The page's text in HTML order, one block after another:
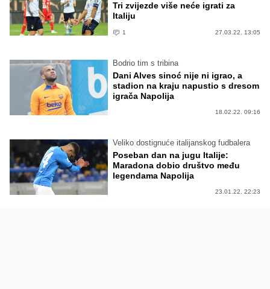
Tri zvijezde više neće igrati za
Italiju
1 27.03.22. 13:05
Bodrio tim s tribina
Dani Alves sinoć nije ni igrao, a
stadion na kraju napustio s dresom
igrača Napolija
18.02.22. 09:16
Veliko dostignuće italijanskog fudbalera
Poseban dan na jugu Italije:
Maradona dobio društvo među
legendama Napolija
23.01.22. 22:23